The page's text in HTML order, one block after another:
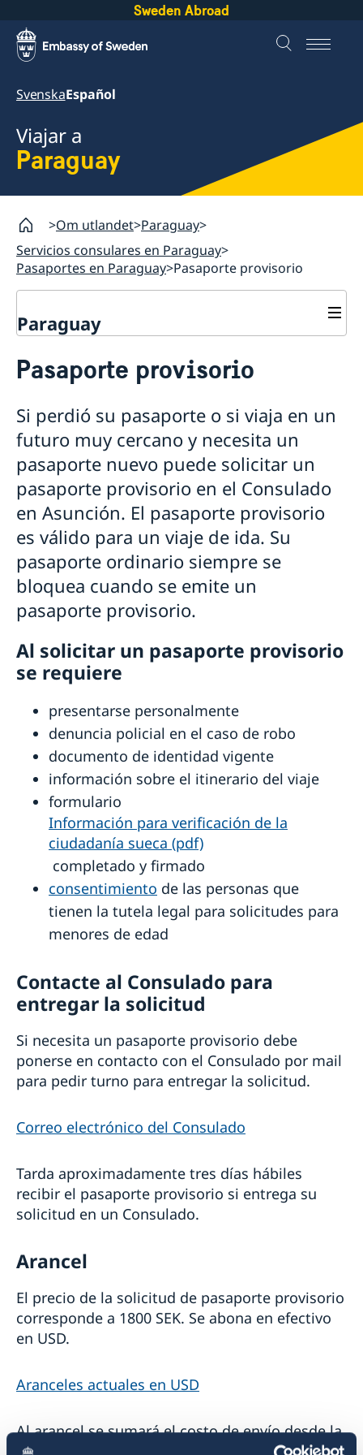
Sweden Abroad
SvenskaEspañol
Viajar a
Paraguay
Om utlandet Paraguay
Servicios consulares en Paraguay
Pasaportes en Paraguay Pasaporte provisorio
Paraguay
Pasaportes en Paraguay
Número de coordinación
Pérdida de pasaporte
Entrega de pasaporte o cédula de identidad nacional
Ciudadanía sueca en Paraguay
Registro de menores que nacieron en el
extranjero
Ciudadanía de menores con padre sueco que
nacieron en el exterior antes del 1 de abril 2015
Perder o conservar la ciudadanía sueca
Doble ciudadanía
Jubilación sueca en Paraguay
Fe de vida en Paraguay
Registro de defunción en Paraguay
Legalizaciones en Paraguay
Aranceles en Paraguay
Pasaporte provisorio
Si perdió su pasaporte o si viaja en un
futuro muy cercano y necesita un
pasaporte nuevo puede solicitar un
pasaporte provisorio en el Consulado
en Asunción. El pasaporte provisorio
es válido para un viaje de ida. Su
pasaporte ordinario siempre se
bloquea cuando se emite un
pasaporte provisorio.
Al solicitar un pasaporte provisorio
se requiere
presentarse personalmente
denuncia policial en el caso de robo
documento de identidad vigente
información sobre el itinerario del viaje
formulario
Información para verificación de la
ciudadanía sueca (pdf)
completado y firmado
consentimiento de las personas que
tienen la tutela legal para solicitudes para
menores de edad
Contacte al Consulado para
entregar la solicitud
Si necesita un pasaporte provisorio debe
ponerse en contacto con el Consulado por mail
para pedir turno para entregar la solicitud.
Correo electrónico del Consulado
Tarda aproximadamente tres días hábiles
recibir el pasaporte provisorio si entrega su
solicitud en un Consulado.
Arancel
El precio de la solicitud de pasaporte provisorio
corresponde a 1800 SEK. Se abona en efectivo
en USD.
Aranceles actuales en USD
Al arancel se sumará el costo de envío desde la
Embajada en Buenos Aires al Consulado.